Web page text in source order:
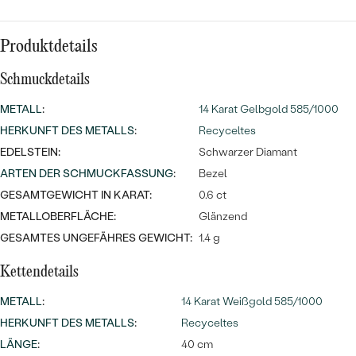
Wave Kollektion
ANSEHEN
NACH DER FORM
MASSGEFERTIGTER
DIAMANTEN
Ohrrinnge
Personalisierte
Halsketten
Meistverkaufte
Ringe
ANSEHEN
Produktdetails
Schmuckdetails
METALL:
14 Karat Gelbgold 585/1000
HERKUNFT DES METALLS:
Recyceltes
EDELSTEIN:
Schwarzer Diamant
ARTEN DER SCHMUCKFASSUNG:
Bezel
GESAMTGEWICHT IN KARAT:
0.6 ct
METALLOBERFLÄCHE:
Glänzend
GESAMTES UNGEFÄHRES GEWICHT: 1.4 g
Kettendetails
METALL:
14 Karat Weißgold 585/1000
HERKUNFT DES METALLS:
Recyceltes
LÄNGE:
40 cm